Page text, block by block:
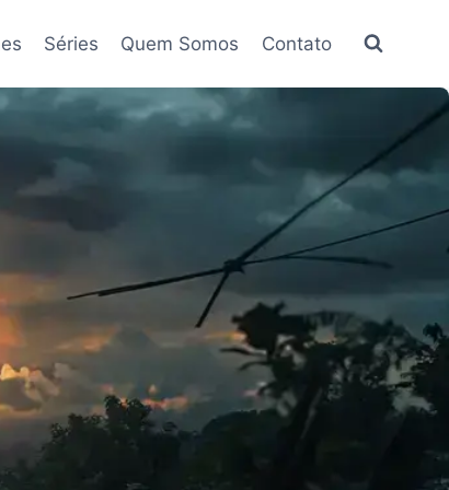
Séries Quem Somos Contato